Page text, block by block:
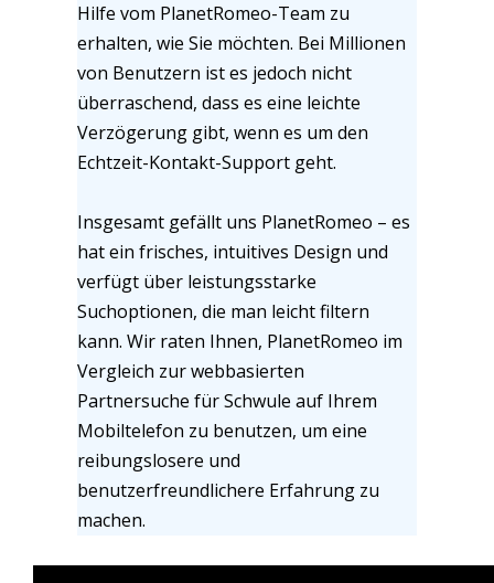
Hilfe vom PlanetRomeo-Team zu
erhalten, wie Sie möchten. Bei Millionen
von Benutzern ist es jedoch nicht
überraschend, dass es eine leichte
Verzögerung gibt, wenn es um den
Echtzeit-Kontakt-Support geht.
Insgesamt gefällt uns PlanetRomeo – es
hat ein frisches, intuitives Design und
verfügt über leistungsstarke
Suchoptionen, die man leicht filtern
kann. Wir raten Ihnen, PlanetRomeo im
Vergleich zur webbasierten
Partnersuche für Schwule auf Ihrem
Mobiltelefon zu benutzen, um eine
reibungslosere und
benutzerfreundlichere Erfahrung zu
machen.